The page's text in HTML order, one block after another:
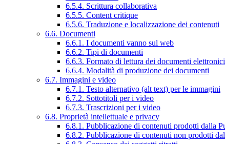
6.5.4. Scrittura collaborativa
6.5.5. Content critique
6.5.6. Traduzione e localizzazione dei contenuti
6.6. Documenti
6.6.1. I documenti vanno sul web
6.6.2. Tipi di documenti
6.6.3. Formato di lettura dei documenti elettronici
6.6.4. Modalità di produzione dei documenti
6.7. Immagini e video
6.7.1. Testo alternativo (alt text) per le immagini
6.7.2. Sottotitoli per i video
6.7.3. Trascrizioni per i video
6.8. Proprietà intellettuale e privacy
6.8.1. Pubblicazione di contenuti prodotti dalla
6.8.2. Pubblicazione di contenuti non prodotti